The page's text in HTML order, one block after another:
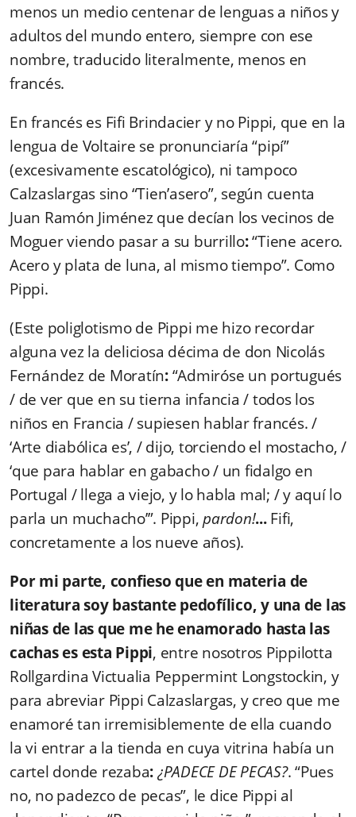
menos un medio centenar de lenguas a niños y
adultos del mundo entero, siempre con ese
nombre, traducido literalmente, menos en
francés.
En francés es Fifi Brindacier y no Pippi, que en la
lengua de Voltaire se pronunciaría “pipí”
(excesivamente escatológico), ni tampoco
Calzaslargas sino “Tien’asero”, según cuenta
Juan Ramón Jiménez que decían los vecinos de
Moguer viendo pasar a su burrillo:“Tiene acero.
Acero y plata de luna, al mismo tiempo”. Como
Pippi.
(Este poliglotismo de Pippi me hizo recordar
alguna vez la deliciosa décima de don Nicolás
Fernández de Moratín:“Admiróse un portugués
/ de ver que en su tierna infancia / todos los
niños en Francia / supiesen hablar francés. /
‘Arte diabólica es’, / dijo, torciendo el mostacho, /
‘que para hablar en gabacho / un fidalgo en
Portugal / llega a viejo, y lo habla mal; / y aquí lo
parla un muchacho’”. Pippi,pardon!...Fifi,
concretamente a los nueve años).
Por mi parte, confieso que en materia de
literatura soy bastante pedofílico, y una de las
niñas de las que me he enamorado hasta las
cachas es esta Pippi, entre nosotros Pippilotta
Rollgardina Victualia Peppermint Longstockin, y
para abreviar Pippi Calzaslargas, y creo que me
enamoré tan irremisiblemente de ella cuando
la vi entrar a la tienda en cuya vitrina había un
cartel donde rezaba:¿PADECE DE PECAS?. “Pues
no, no padezco de pecas”, le dice Pippi al